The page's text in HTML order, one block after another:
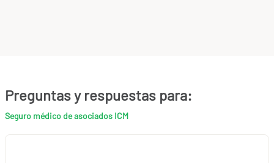
Preguntas y respuestas para:
Seguro médico de asociados ICM